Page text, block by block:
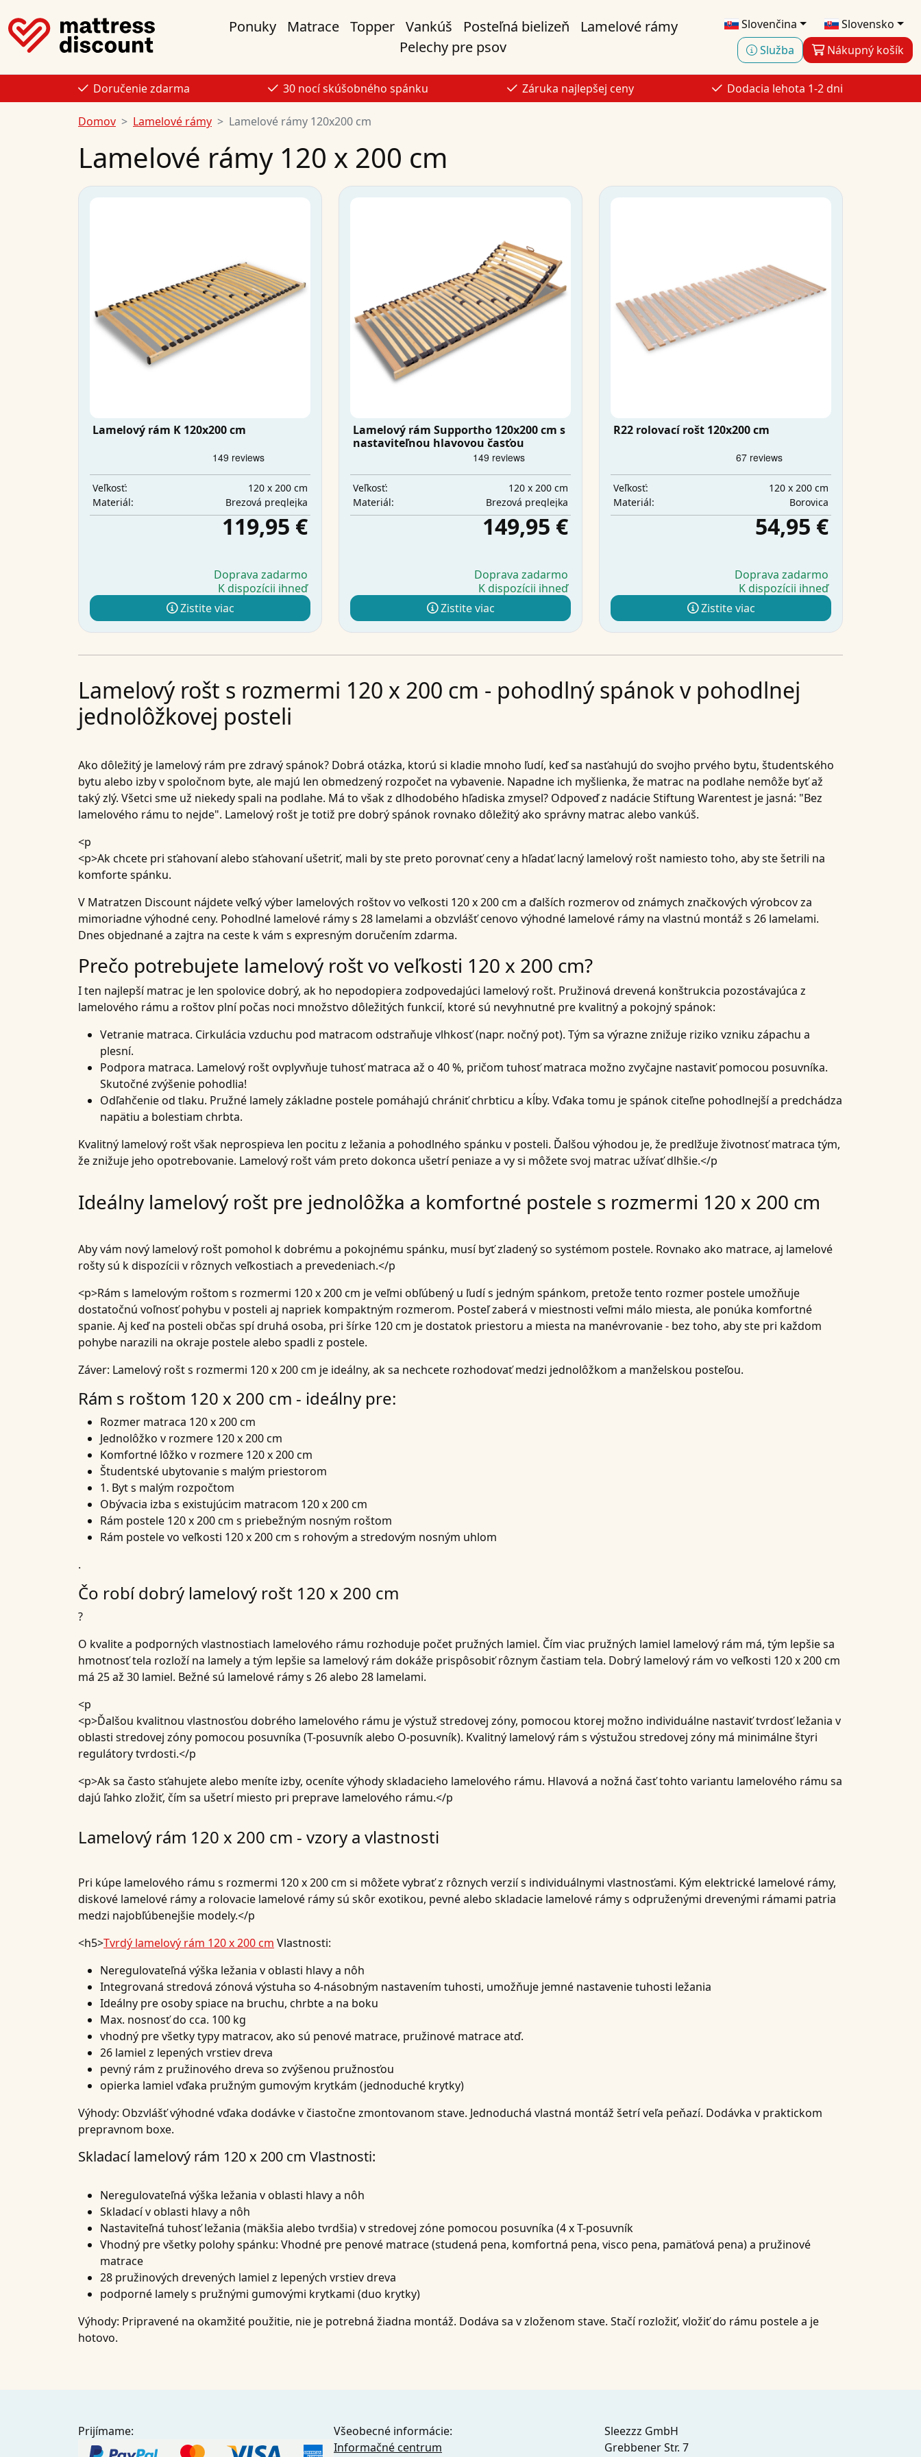
Slovenčina
Slovensko
Služba
Nákupný košík
Ponuky Matrace Topper Vankúš Posteľná bielizeň
Lamelové rámy
Pelechy pre psov
Doručenie zdarma 30 nocí skúšobného spánku Záruka najlepšej ceny Dodacia lehota 1-2 dni
Domov Lamelové rámy Lamelové rámy 120x200 cm
Lamelové rámy 120 x 200 cm
Lamelový rám K 120x200 cm
Veľkosť:
120 x 200 cm
Materiál:
Brezová preglejka
119,95 €
Doprava zadarmo
K dispozícii ihneď
Zistite viac
Lamelový rám Supportho 120x200 cm s
nastaviteľnou hlavovou časťou
Veľkosť:
120 x 200 cm
Materiál:
Brezová preglejka
149,95 €
Doprava zadarmo
K dispozícii ihneď
Zistite viac
R22 rolovací rošt 120x200 cm
Veľkosť:
120 x 200 cm
Materiál:
Borovica
54,95 €
Doprava zadarmo
K dispozícii ihneď
Zistite viac
Lamelový rošt s rozmermi 120 x 200 cm - pohodlný spánok v pohodlnej
jednolôžkovej posteli
Ako dôležitý je lamelový rám pre zdravý spánok? Dobrá otázka, ktorú si kladie mnoho ľudí, keď sa nasťahujú do svojho prvého bytu, študentského
bytu alebo izby v spoločnom byte, ale majú len obmedzený rozpočet na vybavenie. Napadne ich myšlienka, že matrac na podlahe nemôže byť až
taký zlý. Všetci sme už niekedy spali na podlahe. Má to však z dlhodobého hľadiska zmysel? Odpoveď z nadácie Stiftung Warentest je jasná: "Bez
lamelového rámu to nejde". Lamelový rošt je totiž pre dobrý spánok rovnako dôležitý ako správny matrac alebo vankúš.
<p
<p>Ak chcete pri sťahovaní alebo sťahovaní ušetriť, mali by ste preto porovnať ceny a hľadať lacný lamelový rošt namiesto toho, aby ste šetrili na
komforte spánku.
V Matratzen Discount nájdete veľký výber lamelových roštov vo veľkosti 120 x 200 cm a ďalších rozmerov od známych značkových výrobcov za
mimoriadne výhodné ceny. Pohodlné lamelové rámy s 28 lamelami a obzvlášť cenovo výhodné lamelové rámy na vlastnú montáž s 26 lamelami.
Dnes objednané a zajtra na ceste k vám s expresným doručením zdarma.
Prečo potrebujete lamelový rošt vo veľkosti 120 x 200 cm?
I ten najlepší matrac je len spolovice dobrý, ak ho nepodopiera zodpovedajúci lamelový rošt. Pružinová drevená konštrukcia pozostávajúca z
lamelového rámu a roštov plní počas noci množstvo dôležitých funkcií, ktoré sú nevyhnutné pre kvalitný a pokojný spánok:
Vetranie matraca. Cirkulácia vzduchu pod matracom odstraňuje vlhkosť (napr. nočný pot). Tým sa výrazne znižuje riziko vzniku zápachu a
plesní.
Podpora matraca. Lamelový rošt ovplyvňuje tuhosť matraca až o 40 %, pričom tuhosť matraca možno zvyčajne nastaviť pomocou posuvníka.
Skutočné zvýšenie pohodlia!
Odľahčenie od tlaku. Pružné lamely základne postele pomáhajú chrániť chrbticu a kĺby. Vďaka tomu je spánok citeľne pohodlnejší a predchádza
napätiu a bolestiam chrbta.
Kvalitný lamelový rošt však neprospieva len pocitu z ležania a pohodlného spánku v posteli. Ďalšou výhodou je, že predlžuje životnosť matraca tým,
že znižuje jeho opotrebovanie. Lamelový rošt vám preto dokonca ušetrí peniaze a vy si môžete svoj matrac užívať dlhšie.</p
Ideálny lamelový rošt pre jednolôžka a komfortné postele s rozmermi 120 x 200 cm
Aby vám nový lamelový rošt pomohol k dobrému a pokojnému spánku, musí byť zladený so systémom postele. Rovnako ako matrace, aj lamelové
rošty sú k dispozícii v rôznych veľkostiach a prevedeniach.</p
<p>Rám s lamelovým roštom s rozmermi 120 x 200 cm je veľmi obľúbený u ľudí s jedným spánkom, pretože tento rozmer postele umožňuje
dostatočnú voľnosť pohybu v posteli aj napriek kompaktným rozmerom. Posteľ zaberá v miestnosti veľmi málo miesta, ale ponúka komfortné
spanie. Aj keď na posteli občas spí druhá osoba, pri šírke 120 cm je dostatok priestoru a miesta na manévrovanie - bez toho, aby ste pri každom
pohybe narazili na okraje postele alebo spadli z postele.
Záver: Lamelový rošt s rozmermi 120 x 200 cm je ideálny, ak sa nechcete rozhodovať medzi jednolôžkom a manželskou posteľou.
Rám s roštom 120 x 200 cm - ideálny pre:
Rozmer matraca 120 x 200 cm
Jednolôžko v rozmere 120 x 200 cm
Komfortné lôžko v rozmere 120 x 200 cm
Študentské ubytovanie s malým priestorom
1. Byt s malým rozpočtom
Obývacia izba s existujúcim matracom 120 x 200 cm
Rám postele 120 x 200 cm s priebežným nosným roštom
Rám postele vo veľkosti 120 x 200 cm s rohovým a stredovým nosným uhlom
.
Čo robí dobrý lamelový rošt 120 x 200 cm
?
O kvalite a podporných vlastnostiach lamelového rámu rozhoduje počet pružných lamiel. Čím viac pružných lamiel lamelový rám má, tým lepšie sa
hmotnosť tela rozloží na lamely a tým lepšie sa lamelový rám dokáže prispôsobiť rôznym častiam tela. Dobrý lamelový rám vo veľkosti 120 x 200 cm
má 25 až 30 lamiel. Bežné sú lamelové rámy s 26 alebo 28 lamelami.
<p
<p>Ďalšou kvalitnou vlastnosťou dobrého lamelového rámu je výstuž stredovej zóny, pomocou ktorej možno individuálne nastaviť tvrdosť ležania v
oblasti stredovej zóny pomocou posuvníka (T-posuvník alebo O-posuvník). Kvalitný lamelový rám s výstužou stredovej zóny má minimálne štyri
regulátory tvrdosti.</p
<p>Ak sa často sťahujete alebo meníte izby, oceníte výhody skladacieho lamelového rámu. Hlavová a nožná časť tohto variantu lamelového rámu sa
dajú ľahko zložiť, čím sa ušetrí miesto pri preprave lamelového rámu.</p
Lamelový rám 120 x 200 cm - vzory a vlastnosti
Pri kúpe lamelového rámu s rozmermi 120 x 200 cm si môžete vybrať z rôznych verzií s individuálnymi vlastnosťami. Kým elektrické lamelové rámy,
diskové lamelové rámy a rolovacie lamelové rámy sú skôr exotikou, pevné alebo skladacie lamelové rámy s odpruženými drevenými rámami patria
medzi najobľúbenejšie modely.</p
<h5>Tvrdý lamelový rám 120 x 200 cm Vlastnosti:
Neregulovateľná výška ležania v oblasti hlavy a nôh
Integrovaná stredová zónová výstuha so 4-násobným nastavením tuhosti, umožňuje jemné nastavenie tuhosti ležania
Ideálny pre osoby spiace na bruchu, chrbte a na boku
Max. nosnosť do cca. 100 kg
vhodný pre všetky typy matracov, ako sú penové matrace, pružinové matrace atď.
26 lamiel z lepených vrstiev dreva
pevný rám z pružinového dreva so zvýšenou pružnosťou
opierka lamiel vďaka pružným gumovým krytkám (jednoduché krytky)
Výhody: Obzvlášť výhodné vďaka dodávke v čiastočne zmontovanom stave. Jednoduchá vlastná montáž šetrí veľa peňazí. Dodávka v praktickom
prepravnom boxe.
Skladací lamelový rám 120 x 200 cm Vlastnosti:
Neregulovateľná výška ležania v oblasti hlavy a nôh
Skladací v oblasti hlavy a nôh
Nastaviteľná tuhosť ležania (mäkšia alebo tvrdšia) v stredovej zóne pomocou posuvníka (4 x T-posuvník
Vhodný pre všetky polohy spánku: Vhodné pre penové matrace (studená pena, komfortná pena, visco pena, pamäťová pena) a pružinové
matrace
28 pružinových drevených lamiel z lepených vrstiev dreva
podporné lamely s pružnými gumovými krytkami (duo krytky)
Výhody: Pripravené na okamžité použitie, nie je potrebná žiadna montáž. Dodáva sa v zloženom stave. Stačí rozložiť, vložiť do rámu postele a je
hotovo.
Prijímame:
Všeobecné informácie:
Informačné centrum
Sleezzz GmbH
Grebbener Str. 7